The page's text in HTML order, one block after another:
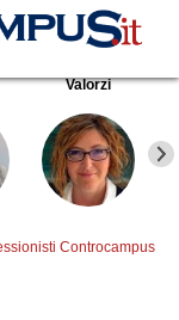
Valorzi
Controcampus